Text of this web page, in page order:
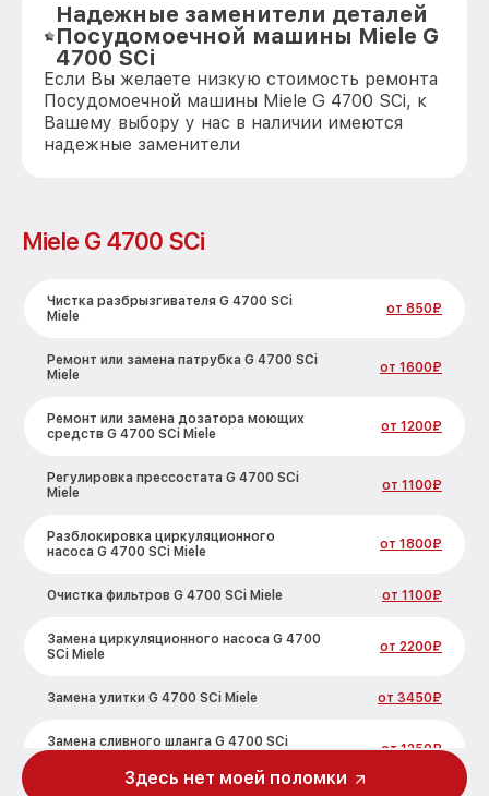
Надежные заменители деталей
Посудомоечной машины Miele G
4700 SCi
Если Вы желаете низкую стоимость ремонта
Посудомоечной машины Miele G 4700 SCi, к
Вашему выбору у нас в наличии имеются
надежные заменители
Miele G 4700 SCi
Чистка разбрызгивателя G 4700 SCi
Miele
от 850₽
Ремонт или замена патрубка G 4700 SCi
Miele
от 1600₽
Ремонт или замена дозатора моющих
средств G 4700 SCi Miele
от 1200₽
Регулировка прессостата G 4700 SCi
Miele
от 1100₽
Разблокировка циркуляционного
насоса G 4700 SCi Miele
от 1800₽
Очистка фильтров G 4700 SCi Miele от 1100₽
Замена циркуляционного насоса G 4700
SCi Miele
от 2200₽
Замена улитки G 4700 SCi Miele от 3450₽
Замена сливного шланга G 4700 SCi
от 1250₽
Здесь нет моей поломки